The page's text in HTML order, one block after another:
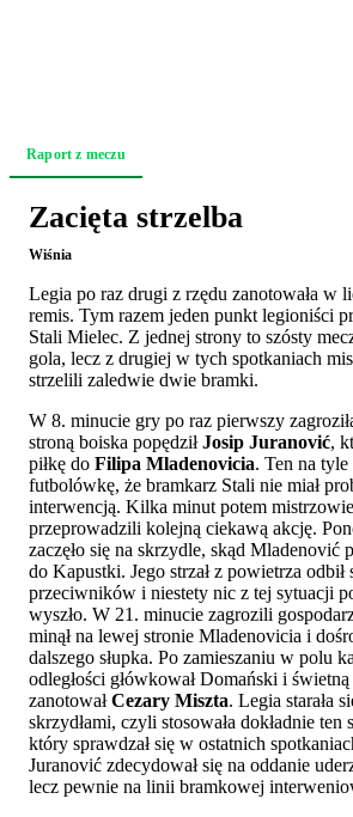
Raport z meczu
Zacięta strzelba
Wiśnia
Legia po raz drugi z rzędu zanotowała w
remis. Tym razem jeden punkt legioniści
Stali Mielec. Z jednej strony to szósty
gola, lecz z drugiej w tych spotkaniach
strzelili zaledwie dwie bramki.
W 8. minucie gry po raz pierwszy
stroną boiska popędziłJosip Juranović,
piłkę do Filipa Mladenovicia. Ten na
futbolówkę, że bramkarz Stali nie miał
interwencją. Kilka minut potem
przeprowadzili kolejną ciekawą akcję.
zaczęło się na skrzydle, skąd Mladenović
do Kapustki. Jego strzał z powietrza odbił
przeciwników i niestety nic z tej sytuacji
wyszło. W 21. minucie zagrozili
minął na lewej stronie Mladenovicia i
dalszego słupka. Po zamieszaniu w polu
odległości główkował Domański i
zanotowałCezary Miszta. Legia starała
skrzydłami, czyli stosowała dokładnie ten
który sprawdzał się w ostatnich
Juranović zdecydował się na oddanie
lecz pewnie na linii bramkowej